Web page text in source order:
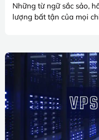
Những từ ngữ sắc sảo,
lượng bất tận của mọi